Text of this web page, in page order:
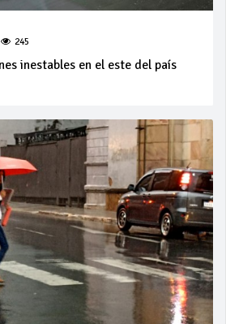
245
inestables en el este del país